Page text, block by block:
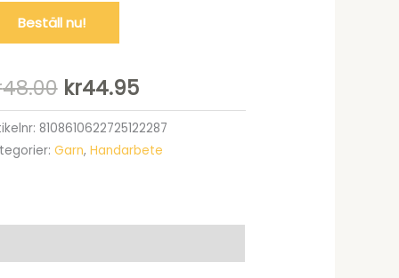
Beställ nu!
48.00 Det
ursprungliga
priset
kr48.00.
kr44.95Det
nuvarande
priset
kr44.95.
8108610622725122287
Garn, Handarbete